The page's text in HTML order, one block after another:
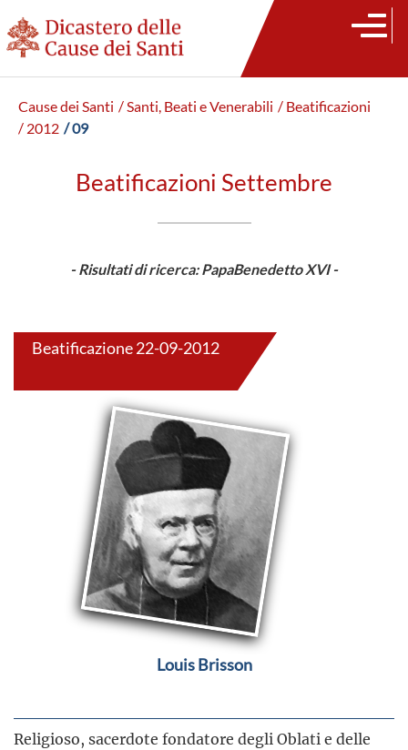
Cause dei Santi / Santi, Beati e Venerabili / Beatificazioni
/ 2012 / 09
Beatificazioni Settembre
- Risultati di ricerca: PapaBenedetto XVI -
Beatificazione 22-09-2012
Louis Brisson
Religioso, sacerdote fondatore degli Oblati e delle